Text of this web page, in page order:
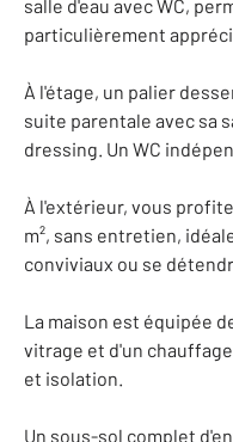
salle d'eau avec WC,
particulièrement
À l'étage, un palier
suite parentale avec sa
dressing. Un WC
À l'extérieur, vous
m², sans entretien,
conviviaux ou se
La maison est équipée
vitrage et d'un
et isolation.
Un sous-sol complet